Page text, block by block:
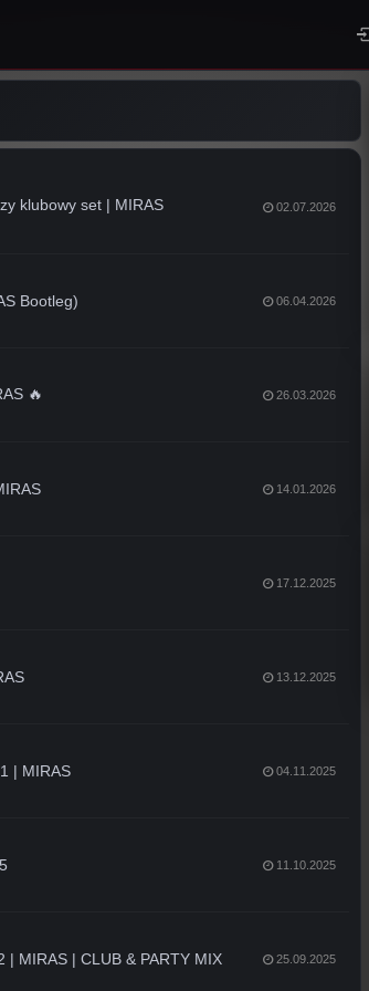
klubowy set | MIRAS 02.07.2026
Bootleg) 06.04.2026
🔥 26.03.2026
14.01.2026
17.12.2025
13.12.2025
| MIRAS 04.11.2025
11.10.2025
| MIRAS | CLUB & PARTY MIX 25.09.2025